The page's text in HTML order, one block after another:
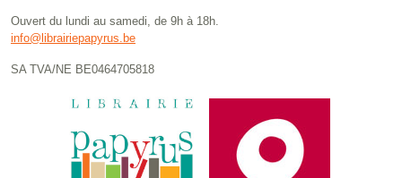
Ouvert du lundi au samedi, de 9h à 18h.
info@librairiepapyrus.be
SA TVA/NE BE0464705818